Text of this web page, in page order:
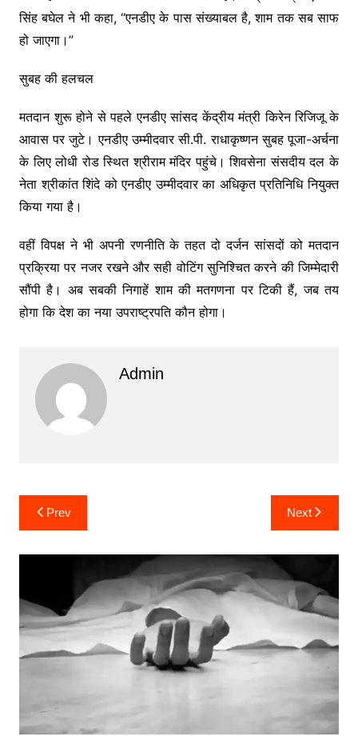
सिंह बघेल ने भी कहा, “एनडीए के पास संख्याबल है, शाम तक सब साफ
हो जाएगा।”
सुबह की हलचल
मतदान शुरू होने से पहले एनडीए सांसद केंद्रीय मंत्री किरेन रिजिजू के
आवास पर जुटे। एनडीए उम्मीदवार सी.पी. राधाकृष्णन सुबह पूजा-अर्चना
के लिए लोधी रोड स्थित श्रीराम मंदिर पहुंचे। शिवसेना संसदीय दल के
नेता श्रीकांत शिंदे को एनडीए उम्मीदवार का अधिकृत प्रतिनिधि नियुक्त
किया गया है।
वहीं विपक्ष ने भी अपनी रणनीति के तहत दो दर्जन सांसदों को मतदान
प्रक्रिया पर नजर रखने और सही वोटिंग सुनिश्चित करने की जिम्मेदारी
सौंपी है। अब सबकी निगाहें शाम की मतगणना पर टिकी हैं, जब तय
होगा कि देश का नया उपराष्ट्रपति कौन होगा।
Admin
Post
navigation
Prev Next